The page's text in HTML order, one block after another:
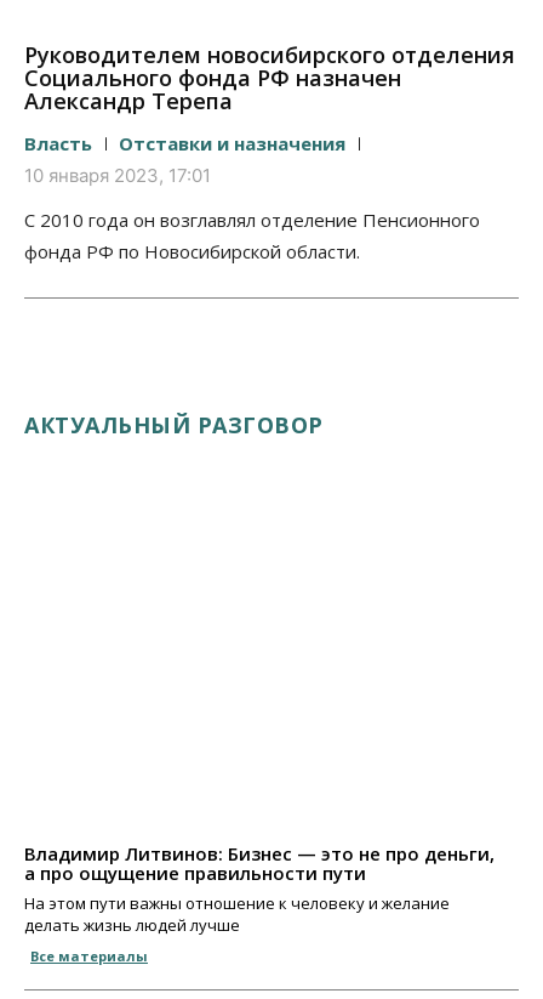
Руководителем новосибирского отделения
Социального фонда РФ назначен
Александр Терепа
Власть Отставки и назначения
10 января 2023, 17:01
С 2010 года он возглавлял отделение Пенсионного
фонда РФ по Новосибирской области.
АКТУАЛЬНЫЙ РАЗГОВОР
Владимир Литвинов: Бизнес — это не про деньги,
а про ощущение правильности пути
На этом пути важны отношение к человеку и желание
делать жизнь людей лучше
Все материалы